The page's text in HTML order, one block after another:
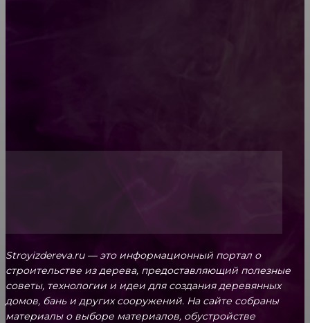
Stroyizdereva.ru — это информационный портал о
строительстве из дерева, предоставляющий полезные
советы, технологии и идеи для создания деревянных
домов, бань и других сооружений. На сайте собраны
материалы о выборе материалов, обустройстве